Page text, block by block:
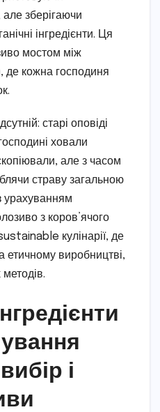
зберігаючи
інгредієнти. Ця
мостом між
де кожна господиня
старі оповіді
ховали
але з часом
страву загальною
урахуванням
з коров’ячого
кулінарії, де
виробництві,
і